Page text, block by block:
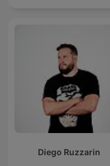
Diego Ruzzarin